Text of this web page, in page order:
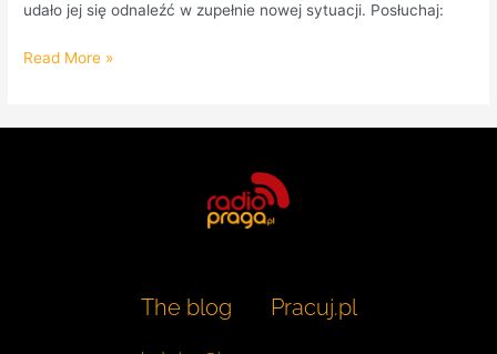
udało jej się odnaleźć w zupełnie nowej sytuacji. Posłuchaj:
Read More »
The blog
Pracuj.pl